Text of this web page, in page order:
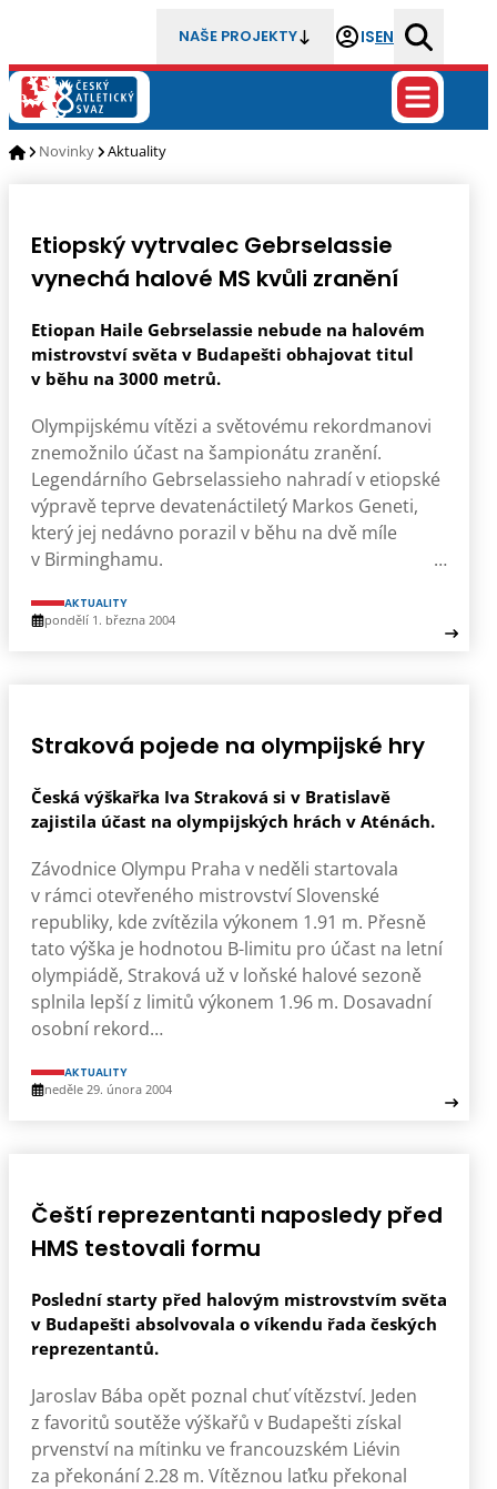
NAŠE PROJEKTY ISEN
Novinky Aktuality
Etiopský vytrvalec Gebrselassie
vynechá halové MS kvůli zranění
Etiopan Haile Gebrselassie nebude na halovém
mistrovství světa v Budapešti obhajovat titul
v běhu na 3000 metrů.
Olympijskému vítězi a světovému rekordmanovi
znemožnilo účast na šampionátu zranění.
Legendárního Gebrselassieho nahradí v etiopské
výpravě teprve devatenáctiletý Markos Geneti,
který jej nedávno porazil v běhu na dvě míle
v Birminghamu. …
AKTUALITY
pondělí 1. března 2004
Straková pojede na olympijské hry
Česká výškařka Iva Straková si v Bratislavě
zajistila účast na olympijských hrách v Aténách.
Závodnice Olympu Praha v neděli startovala
v rámci otevřeného mistrovství Slovenské
republiky, kde zvítězila výkonem 1.91 m. Přesně
tato výška je hodnotou B-limitu pro účast na letní
olympiádě, Straková už v loňské halové sezoně
splnila lepší z limitů výkonem 1.96 m. Dosavadní
osobní rekord…
AKTUALITY
neděle 29. února 2004
Čeští reprezentanti naposledy před
HMS testovali formu
Poslední starty před halovým mistrovstvím světa
v Budapešti absolvovala o víkendu řada českých
reprezentantů.
Jaroslav Bába opět poznal chuť vítězství. Jeden
z favoritů soutěže výškařů v Budapešti získal
prvenství na mítinku ve francouzském Liévin
za překonání 2.28 m. Vítěznou laťku překonal